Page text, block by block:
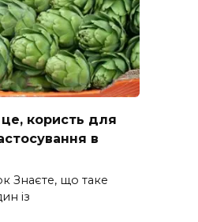
користь для
в
Знаєте, що таке
із